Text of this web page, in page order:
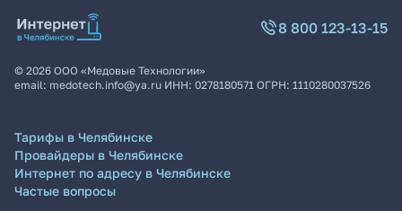
8 800 123-13-15
© 2026 ООО «Медовые Технологии»
email: medotech.info@ya.ru ИНН: 0278180571 ОГРН: 1110280037526
Тарифы в Челябинске
Провайдеры в Челябинске
Интернет по адресу в Челябинске
Частые вопросы